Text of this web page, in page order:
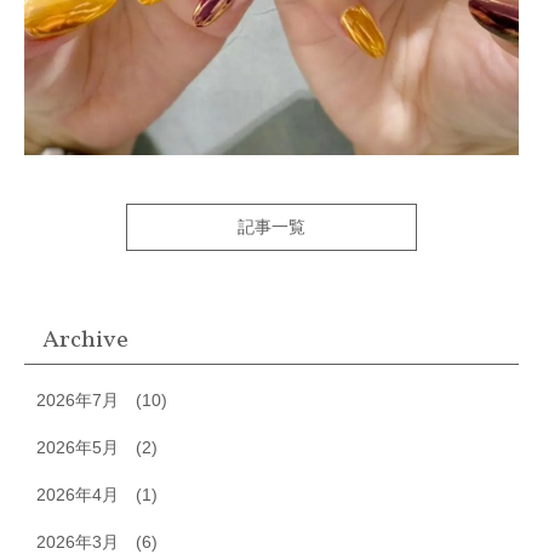
記事一覧
Archive
2026年7月 (10)
2026年5月 (2)
2026年4月 (1)
2026年3月 (6)